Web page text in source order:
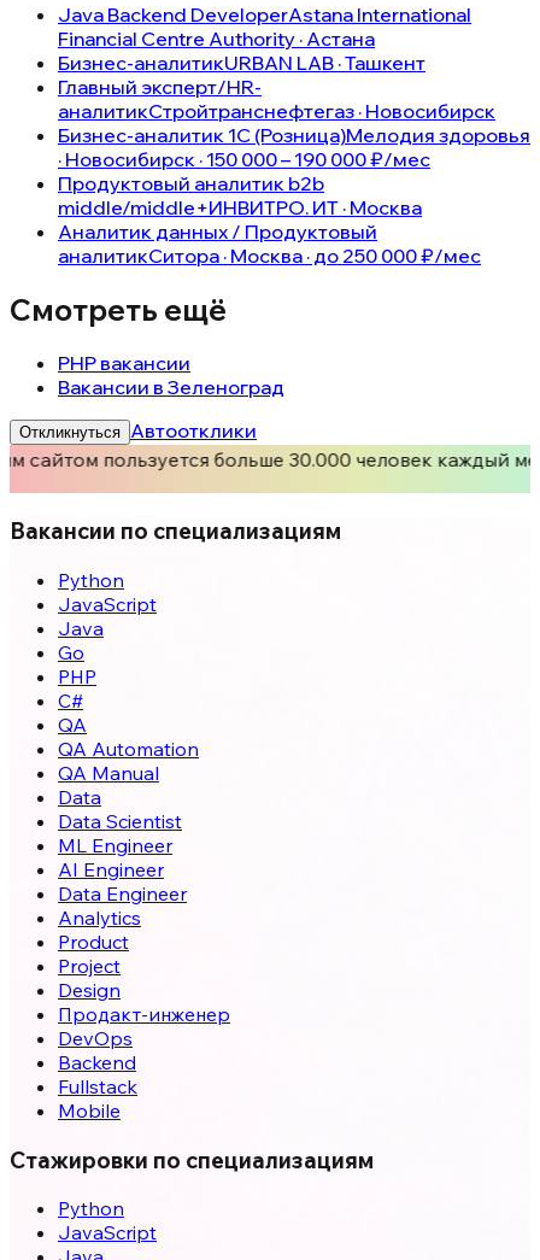
Java Backend DeveloperAstana International
Financial Centre Authority · Астана
Бизнес-аналитикURBAN LAB · Ташкент
Главный эксперт/HR-
аналитикСтройтранснефтегаз · Новосибирск
Бизнес-аналитик 1С (Розница)Мелодия здоровья
· Новосибирск · 150 000 – 190 000 ₽/мес
Продуктовый аналитик b2b
middle/middle+ИНВИТРО. ИТ · Москва
Аналитик данных / Продуктовый
аналитикСитора · Москва · до 250 000 ₽/мес
Смотреть ещё
PHP вакансии
Вакансии в Зеленоград
Откликнуться Автоотклики
сайтом пользуется больше 30.000 человек каждый
Вакансии по специализациям
Python
JavaScript
Java
Go
PHP
C#
QA
QA Automation
QA Manual
Data
Data Scientist
ML Engineer
AI Engineer
Data Engineer
Analytics
Product
Project
Design
Продакт-инженер
DevOps
Backend
Fullstack
Mobile
Стажировки по специализациям
Python
JavaScript